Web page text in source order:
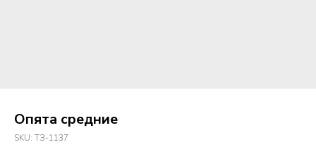
Опята средние
SKU: ТЗ-1137